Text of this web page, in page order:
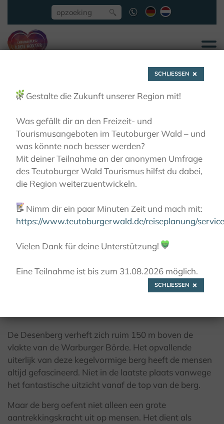
Desenberg
ACTIEF ERLESENE NATUR
© Teutoburger Wald Tourismus / D. Ketz
Uitnodiging om te dansen op de
De Desenberg verheft zich ruim 150 m boven de
vlakte van de Warburger Börde. Het opvallende
uiterlijk van deze kegelvormige berg heeft de mensen
altijd gefascineerd. Niet in de laatste plaats vanwege
het fantastische uitzicht vanaf de top van de berg.
Maar de berg oefent niet alleen een grote
aantrekkingskracht uit op mensen. Het dient als
SCHLIESSEN
🌿 Gestalte die Zukunft unserer Region mit!
Was gefällt dir an den Freizeit- und
Tourismusangeboten im Teutoburger Wald – und
was könnte noch besser werden?
Mit deiner Teilnahme an der anonymen Umfrage
des Teutoburger Wald Tourismus hilfst du dabei,
die Region weiterzuentwickeln.
📝 Nimm dir ein paar Minuten Zeit und mach mit:
https://www.teutoburgerwald.de/reiseplanung/
Vielen Dank für deine Unterstützung! 💚
Eine Teilnahme ist bis zum 31.08.2026 möglich.
SCHLIESSEN